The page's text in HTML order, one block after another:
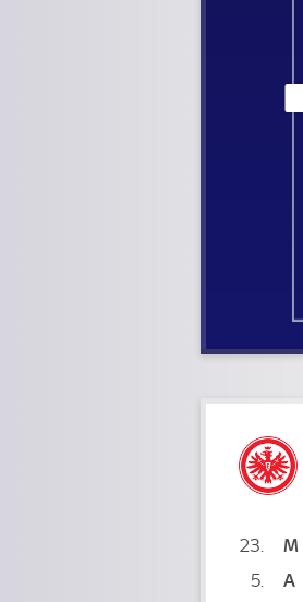
23 M
5
A